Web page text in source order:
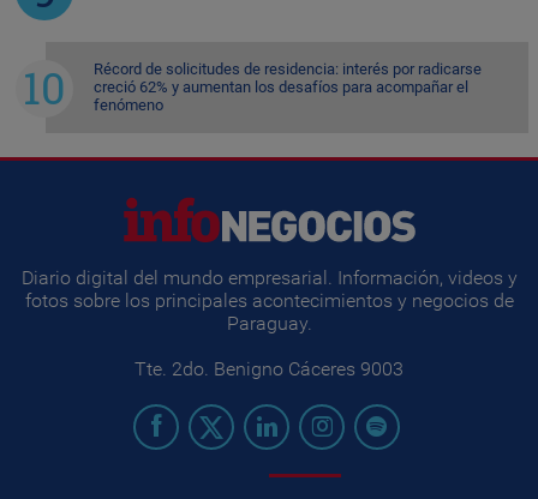
Récord de solicitudes de residencia: interés por radicarse
creció 62% y aumentan los desafíos para acompañar el
fenómeno
Diario digital del mundo empresarial. Información, videos y
fotos sobre los principales acontecimientos y negocios de
Paraguay.
Tte. 2do. Benigno Cáceres 9003